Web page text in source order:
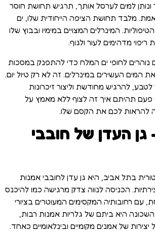
למים לערסל אותך, תרגיש תחושת חוסר
מלבד תחושת הציפה הייחודית שלו, ים
המינרלים המצויים במימיו ובבוץ שלו
ריפוי מדהימים לעור ולגוף.
נוהרים לחופי ים המלח כדי להתפנק במסכות
המים העשירים במינרלים. זה לא רק טיול יום.
להרגיש מחודשת וליצור זיכרונות
תהיתם איך זה לצוף ללא מאמץ על
להראות לכם את הקסם שלו.
גן העדן של חובבי
בתל אביב, היא גן עדן לחובבי אמנות
הכניסה לנווה צדק מרגישה כמו להיכנס
עם רחובותיה המקסימים המעוטרים בציורי
השכונה היא ביתם של גלריות אמנות רבות,
יצירות של אמנים מקומיים ובינלאומיים כאחד.